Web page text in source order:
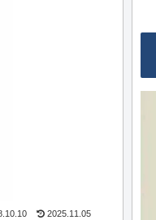
2025.11.05